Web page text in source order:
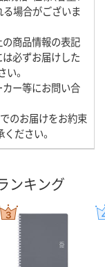
る場合がございま
の商品情報の表記
必ずお届けした
。
カー等にお問い合
でのお届けをお約束
ださい。
ンキング